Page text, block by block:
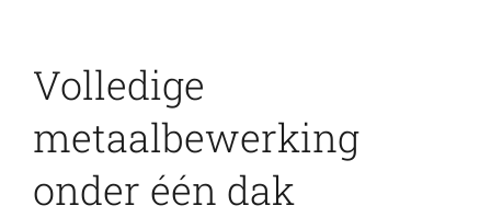
Volledige
metaalbewerking
onder één dak